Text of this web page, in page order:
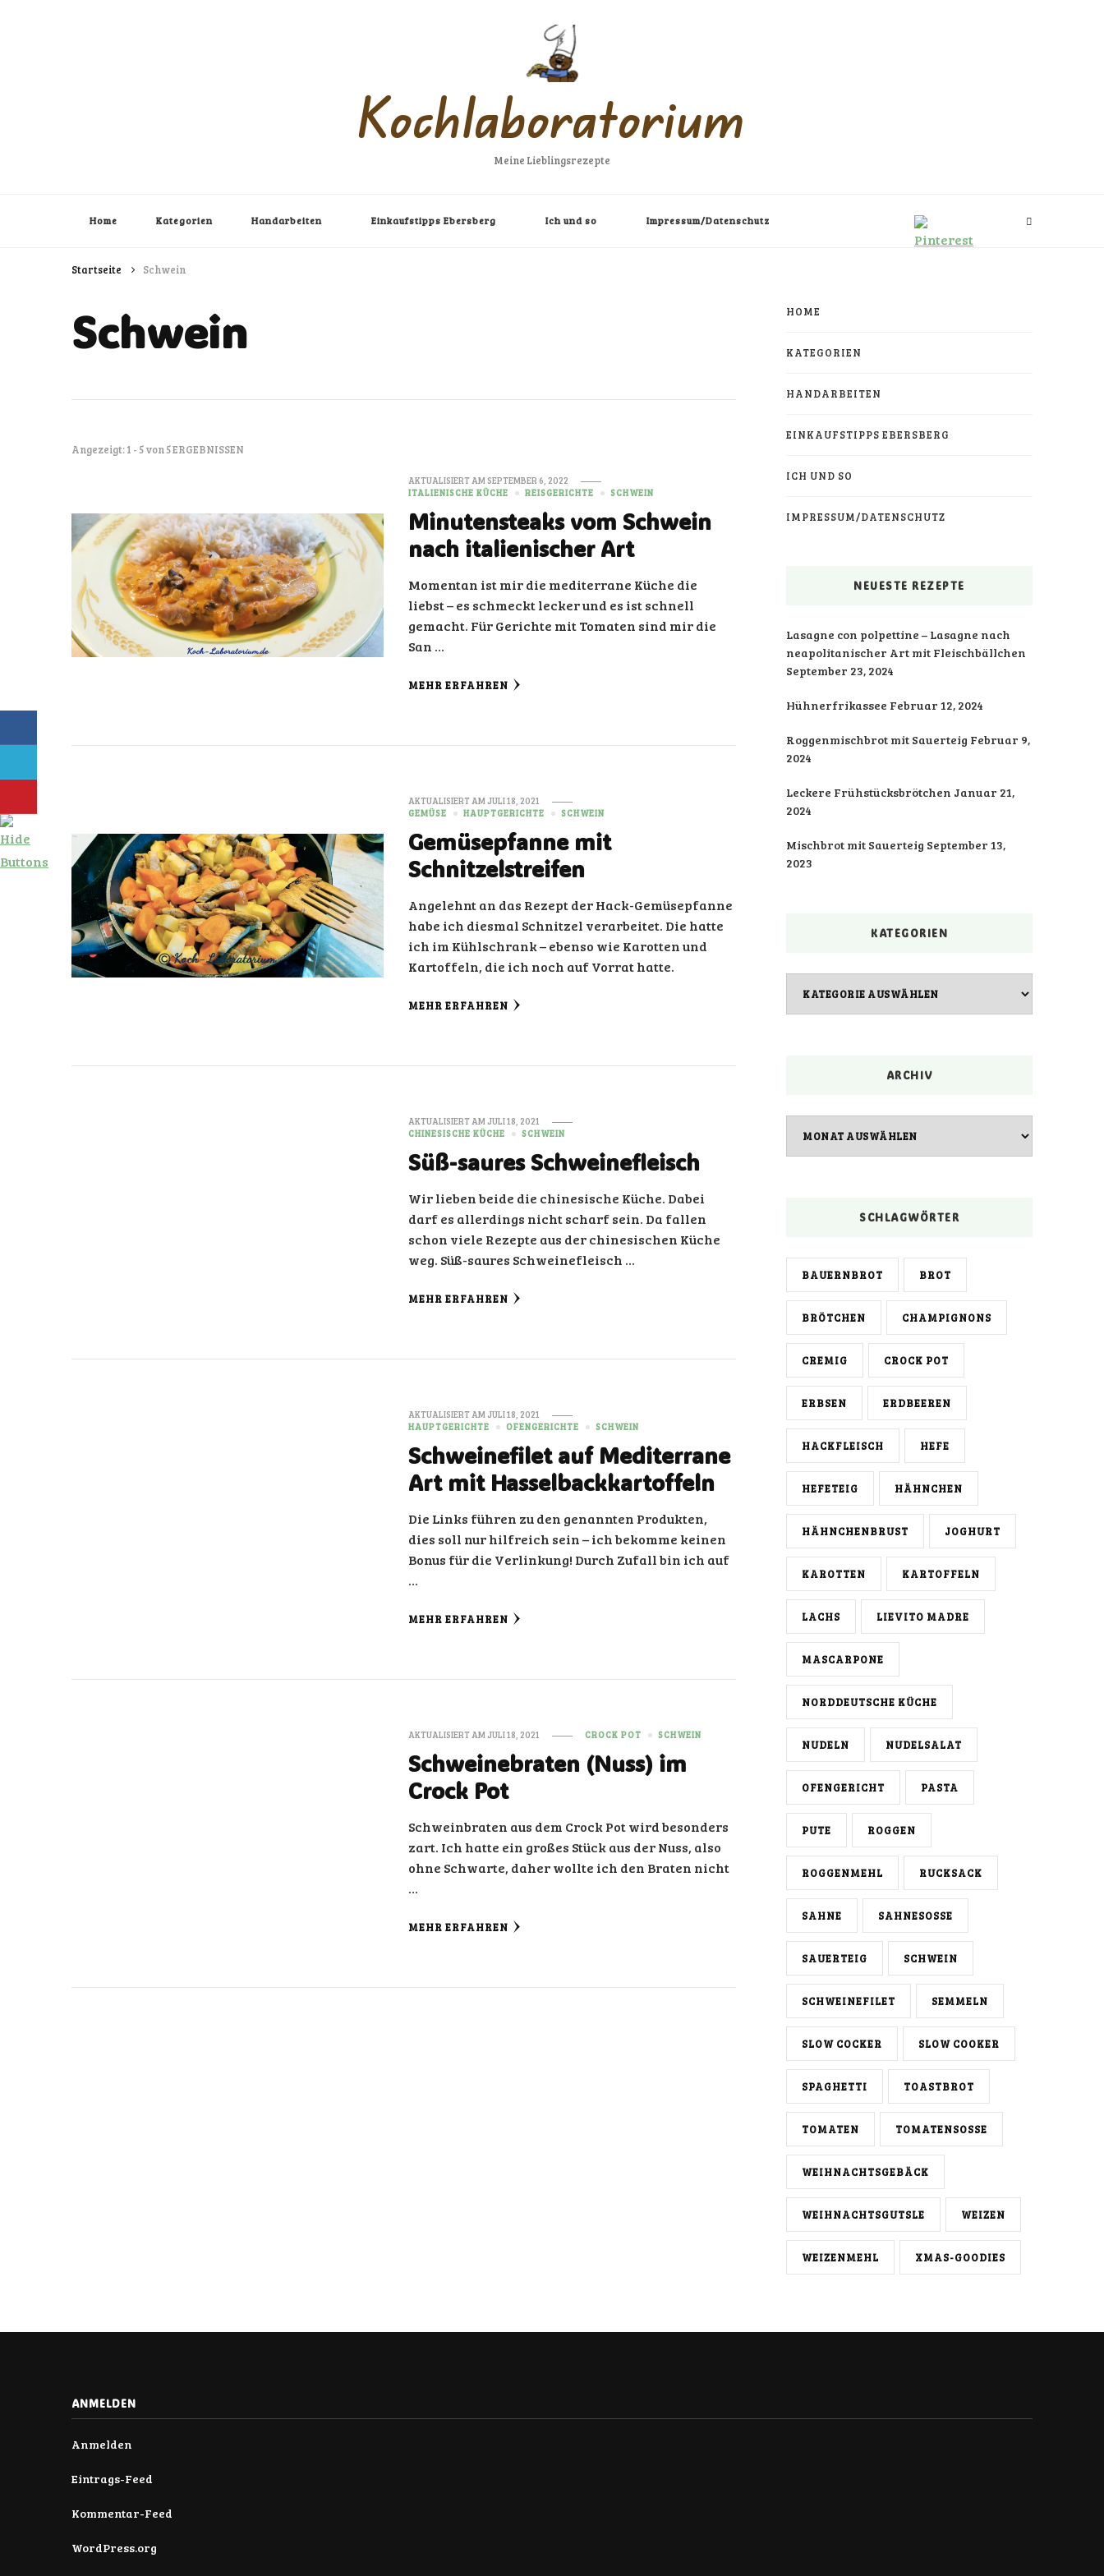
Kochlaboratorium
Meine Lieblingsrezepte
Home Kategorien Handarbeiten Einkaufstipps Ebersberg Ich und so Impressum/Datenschutz
Startseite Schwein
Schwein
Angezeigt: 1 - 5 von 5 ERGEBNISSEN
AKTUALISIERT AMSEPTEMBER 6, 2022
ITALIENISCHE KÜCHE
REISGERICHTE SCHWEIN
Minutensteaks vom Schwein
nach italienischer Art
Momentan ist mir die mediterrane Küche die
liebst – es schmeckt lecker und es ist schnell
gemacht. Für Gerichte mit Tomaten sind mir die
San …
MEHR ERFAHREN
AKTUALISIERT AMJULI 18, 2021
GEMÜSE
HAUPTGERICHTE SCHWEIN
Gemüsepfanne mit
Schnitzelstreifen
Angelehnt an das Rezept der Hack-Gemüsepfanne
habe ich diesmal Schnitzel verarbeitet. Die hatte
ich im Kühlschrank – ebenso wie Karotten und
Kartoffeln, die ich noch auf Vorrat hatte.
MEHR ERFAHREN
AKTUALISIERT AMJULI 18, 2021
CHINESISCHE KÜCHE
SCHWEIN
Süß-saures Schweinefleisch
Wir lieben beide die chinesische Küche. Dabei
darf es allerdings nicht scharf sein. Da fallen
schon viele Rezepte aus der chinesischen Küche
weg. Süß-saures Schweinefleisch …
MEHR ERFAHREN
AKTUALISIERT AMJULI 18, 2021
HAUPTGERICHTE
OFENGERICHTE SCHWEIN
Schweinefilet auf Mediterrane
Art mit Hasselbackkartoffeln
Die Links führen zu den genannten Produkten,
dies soll nur hilfreich sein – ich bekomme keinen
Bonus für die Verlinkung! Durch Zufall bin ich auf
…
MEHR ERFAHREN
AKTUALISIERT AMJULI 18, 2021 CROCK POT SCHWEIN
Schweinebraten (Nuss) im
Crock Pot
Schweinbraten aus dem Crock Pot wird besonders
zart. Ich hatte ein großes Stück aus der Nuss, also
ohne Schwarte, daher wollte ich den Braten nicht
…
MEHR ERFAHREN
HOME
KATEGORIEN
HANDARBEITEN
EINKAUFSTIPPS EBERSBERG
ICH UND SO
IMPRESSUM/DATENSCHUTZ
NEUESTE REZEPTE
Lasagne con polpettine – Lasagne nach
neapolitanischer Art mit Fleischbällchen
September 23, 2024
Hühnerfrikassee Februar 12, 2024
Roggenmischbrot mit Sauerteig Februar 9,
2024
Leckere Frühstücksbrötchen Januar 21,
2024
Mischbrot mit Sauerteig September 13,
2023
KATEGORIEN
ARCHIV
SCHLAGWÖRTER
BAUERNBROT BROT
BRÖTCHEN CHAMPIGNONS
CREMIG CROCK POT
ERBSEN ERDBEEREN
HACKFLEISCH HEFE
HEFETEIG HÄHNCHEN
HÄHNCHENBRUST JOGHURT
KAROTTEN KARTOFFELN
LACHS LIEVITO MADRE
MASCARPONE
NORDDEUTSCHE KÜCHE
NUDELN NUDELSALAT
OFENGERICHT PASTA
PUTE ROGGEN
ROGGENMEHL RUCKSACK
SAHNE SAHNESOSSE
SAUERTEIG SCHWEIN
SCHWEINEFILET SEMMELN
SLOW COCKER SLOW COOKER
SPAGHETTI TOASTBROT
TOMATEN TOMATENSOSSE
WEIHNACHTSGEBÄCK
WEIHNACHTSGUTSLE WEIZEN
WEIZENMEHL XMAS-GOODIES
ANMELDEN
Anmelden
Eintrags-Feed
Kommentar-Feed
WordPress.org